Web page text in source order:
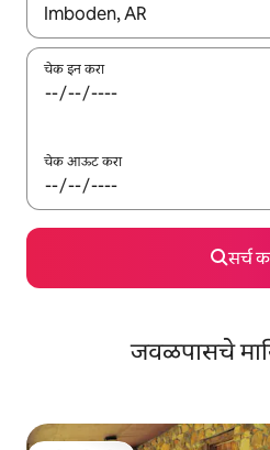
जेव्हा परिणाम उपलब्ध असतील, तेव्हा
चेक इन करा
चेक आऊट करा
सर्च
जवळपासचे